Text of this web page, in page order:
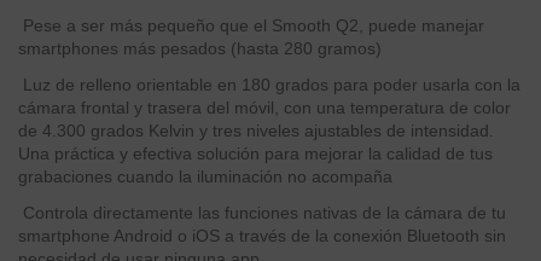
Pese a ser más pequeño que el Smooth Q2, puede manejar
smartphones más pesados (hasta 280 gramos)
Luz de relleno orientable en 180 grados para poder usarla con la
cámara frontal y trasera del móvil, con una temperatura de color
de 4.300 grados Kelvin y tres niveles ajustables de intensidad.
Una práctica y efectiva solución para mejorar la calidad de tus
grabaciones cuando la iluminación no acompaña
Controla directamente las funciones nativas de la cámara de tu
smartphone Android o iOS a través de la conexión Bluetooth sin